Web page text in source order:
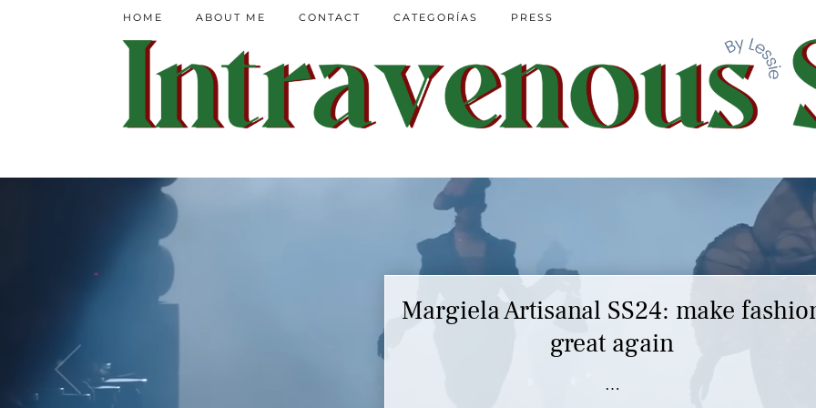
HOME ABOUT ME CONTACT CATEGORÍAS PRESS
Margiela Artisanal SS24: make
great again
…